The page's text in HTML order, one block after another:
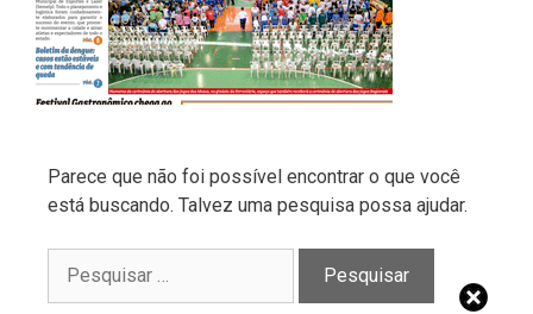
Parece que não foi possível encontrar o que você
está buscando. Talvez uma pesquisa possa ajudar.
por: